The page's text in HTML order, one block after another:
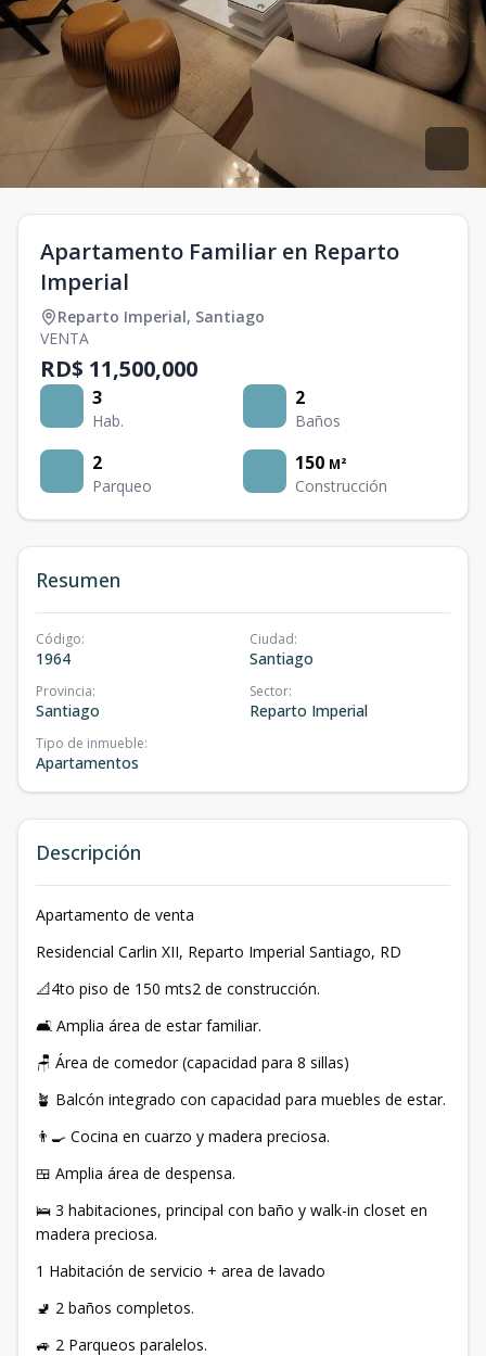
Apartamento Familiar en Reparto
Imperial
Reparto Imperial, Santiago
VENTA
RD$ 11,500,000
3
Hab.
2
Baños
2
Parqueo
150 M²
Construcción
Resumen
Código:
1964
Ciudad:
Santiago
Provincia:
Santiago
Sector:
Reparto Imperial
Tipo de inmueble:
Apartamentos
Descripción
Apartamento de venta
Residencial Carlin XII, Reparto Imperial Santiago, RD
📐4to piso de 150 mts2 de construcción.
🛋️ Amplia área de estar familiar.
🪑 Área de comedor (capacidad para 8 sillas)
🪴 Balcón integrado con capacidad para muebles de estar.
👨‍🍳 Cocina en cuarzo y madera preciosa.
🍱 Amplia área de despensa.
🛌 3 habitaciones, principal con baño y walk-in closet en
madera preciosa.
1 Habitación de servicio + area de lavado
🚽 2 baños completos.
🚙 2 Parqueos paralelos.